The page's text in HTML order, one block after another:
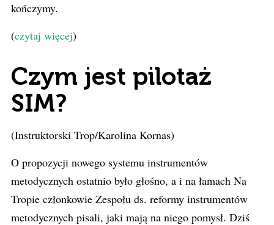
kończymy.
(czytaj więcej)
Czym jest pilotaż
SIM?
(Instruktorski Trop/Karolina Kornas)
O propozycji nowego systemu instrumentów
metodycznych ostatnio było głośno, a i na łamach Na
Tropie członkowie Zespołu ds. reformy instrumentów
metodycznych pisali, jaki mają na niego pomysł. Dziś